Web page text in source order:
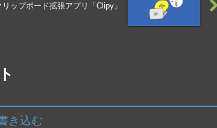
ップボード拡張アプリ「Clipy」
き込む